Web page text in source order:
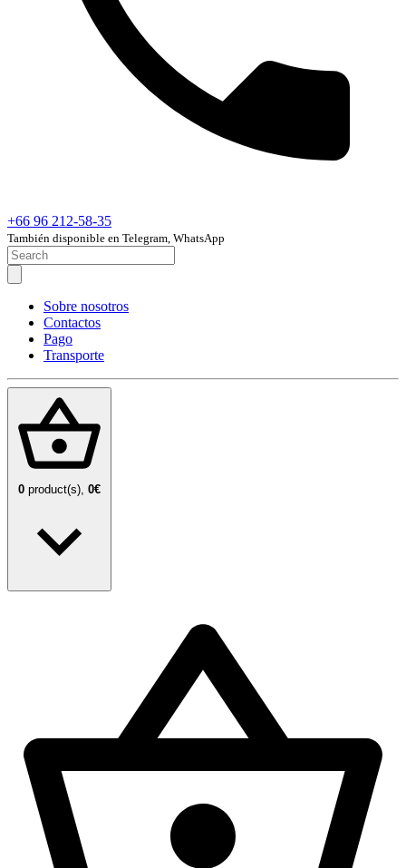
+66 96 212-58-35
También disponible en Telegram, WhatsApp
Sobre nosotros
Contactos
Pago
Transporte
0 product(s), 0€